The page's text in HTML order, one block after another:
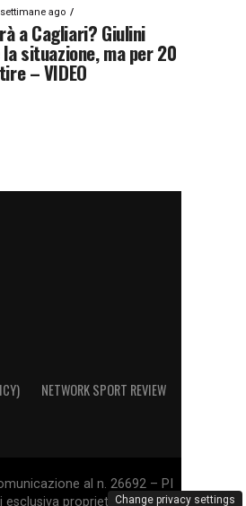
ago
a Cagliari? Giulini
situazione, ma per 20
– VIDEO
NETWORK SPORT REVIEW
al n. 26692 – PI
proprietà di Cagliari
Change privacy settings